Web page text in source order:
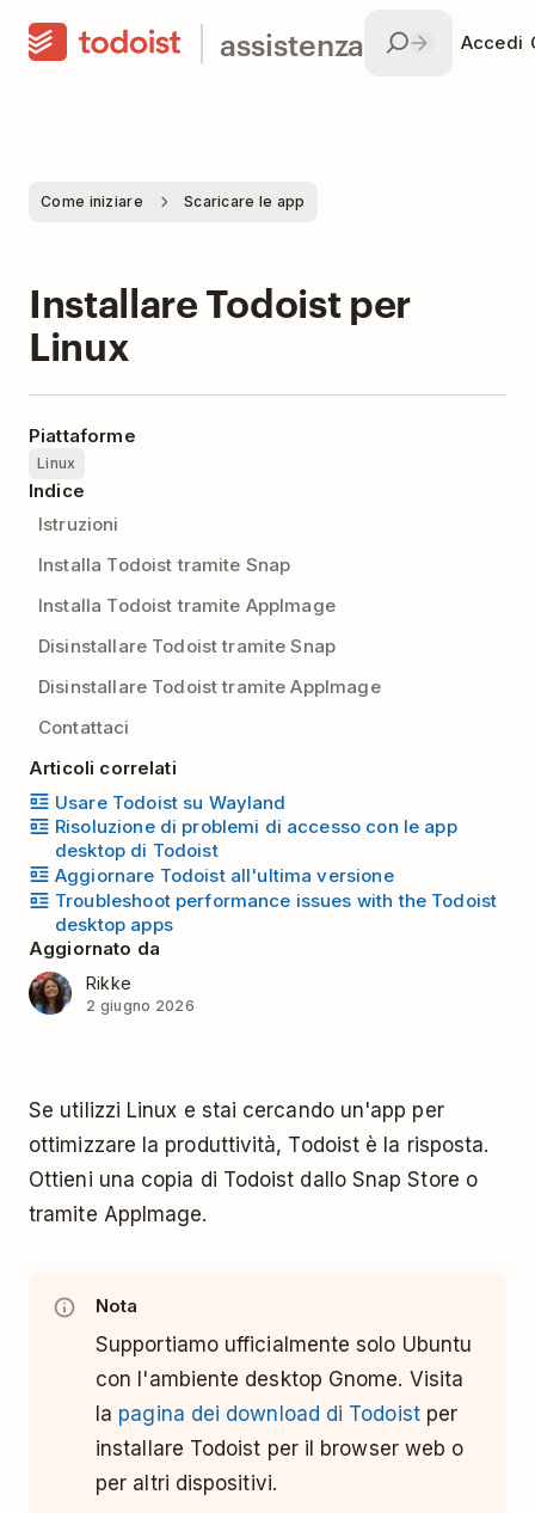
assistenza Accedi
Come iniziare Scaricare le app
Installare Todoist per
Linux
Piattaforme
Linux
Indice
Istruzioni
Installa Todoist tramite Snap
Installa Todoist tramite AppImage
Disinstallare Todoist tramite Snap
Disinstallare Todoist tramite AppImage
Contattaci
Articoli correlati
Usare Todoist su Wayland
Risoluzione di problemi di accesso con le app
desktop di Todoist
Aggiornare Todoist all'ultima versione
Troubleshoot performance issues with the Todoist
desktop apps
Aggiornato da
Rikke
2 giugno 2026
Se utilizzi Linux e stai cercando un'app per
ottimizzare la produttività, Todoist è la risposta.
Ottieni una copia di Todoist dallo Snap Store o
tramite AppImage.
Nota
Supportiamo ufficialmente solo Ubuntu
con l'ambiente desktop Gnome. Visita
la pagina dei download di Todoistper
installare Todoist per il browser web o
per altri dispositivi.